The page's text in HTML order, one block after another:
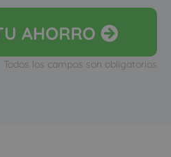
AHORRO
Todos los campos son obligatorios